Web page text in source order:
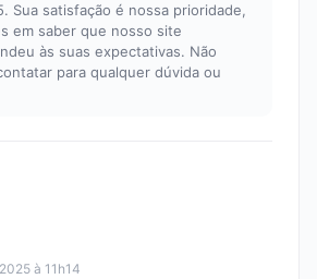
Sua satisfação é nossa prioridade,
em saber que nosso site
às suas expectativas. Não
para qualquer dúvida ou
à 11h14